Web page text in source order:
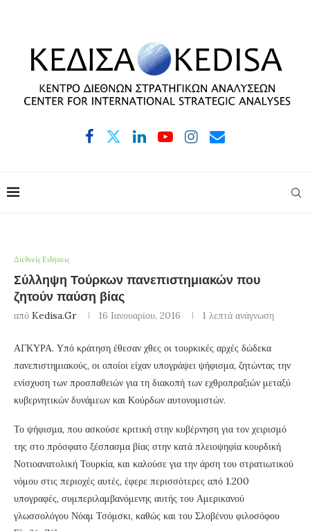
Διεθνείς Ειδήσεις
Σύλληψη Τούρκων πανεπιστημιακών που
ζητούν παύση βίας
από Kedisa.gr 16 Ιανουαρίου, 2016 1 λεπτά ανάγνωση
ΑΓΚΥΡΑ. Υπό κράτηση έθεσαν χθες οι τουρκικές αρχές δώδεκα
πανεπιστημιακούς, οι οποίοι είχαν υπογράψει ψήφισμα, ζητώντας την
ενίσχυση των προσπαθειών για τη διακοπή των εχθροπραξιών μεταξύ
κυβερνητικών δυνάμεων και Κούρδων αυτονομιστών.
Το ψήφισμα, που ασκούσε κριτική στην κυβέρνηση για τον χειρισμό
της στο πρόσφατο ξέσπασμα βίας στην κατά πλειοψηφία κουρδική
Νοτιοανατολική Τουρκία, και καλούσε για την άρση του στρατιωτικού
νόμου στις περιοχές αυτές, έφερε περισσότερες από 1.200
υπογραφές, συμπεριλαμβανόμενης αυτής του Αμερικανού
γλωσσολόγου Νόαμ Τσόμσκι, καθώς και του Σλοβένου φιλοσόφου